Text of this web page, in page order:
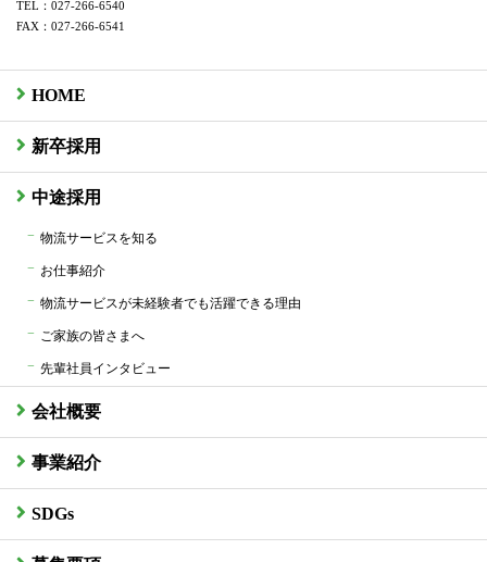
TEL：027-266-6540
FAX：027-266-6541
HOME
新卒採用
中途採用
物流サービスを知る
お仕事紹介
物流サービスが未経験者でも活躍できる理由
ご家族の皆さまへ
先輩社員インタビュー
会社概要
事業紹介
SDGs